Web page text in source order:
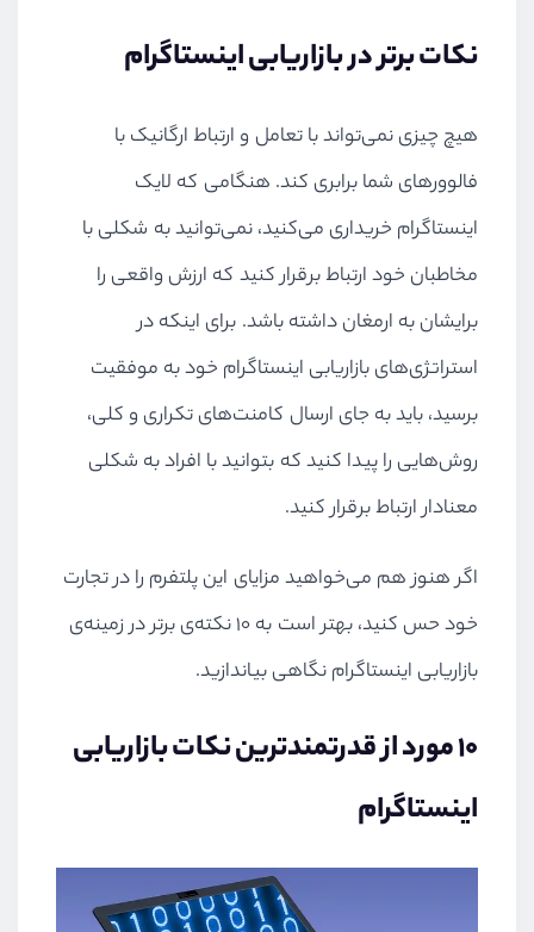
نکات برتر در بازاریابی اینستاگرام
هیچ چیزی نمی‌تواند با تعامل و ارتباط ارگانیک با
فالوورهای شما برابری کند. هنگامی که لایک
اینستاگرام خریداری می‌کنید، نمی‌توانید به شکلی با
مخاطبان خود ارتباط برقرار کنید که ارزش واقعی را
برایشان به ارمغان داشته باشد. برای اینکه در
استراتژی‌های بازاریابی اینستاگرام خود به موفقیت
برسید، باید به جای ارسال کامنت‌های تکراری و کلی،
روش‌هایی را پیدا کنید که بتوانید با افراد به شکلی
معنادار ارتباط برقرار کنید.
اگر هنوز هم می‌خواهید مزایای این پلتفرم را در تجارت
خود حس کنید، بهتر است به ۱۰ نکته‌ی برتر در زمینه‌ی
بازاریابی اینستاگرام نگاهی بیاندازید.
۱۰ مورد از قدرتمندترین نکات بازاریابی
اینستاگرام